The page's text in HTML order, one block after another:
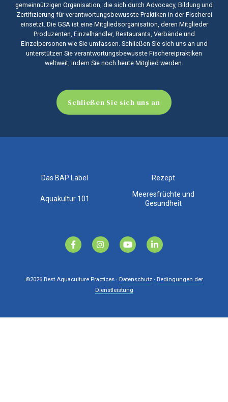
gemeinnützigen Organisation, die sich durch Advocacy, Bildung und
Zertifizierung für verantwortungsbewusste Praktiken in der Fischerei
einsetzt. Die GSA ist eine Mitgliedsorganisation, deren Mitglieder
Produzenten, Einzelhändler, Restaurants, Verbände und
Einzelpersonen wie Sie umfassen. Schließen Sie sich uns an und
unterstützen Sie verantwortungsbewusste Fischereipraktiken
weltweit, indem Sie noch heute Mitglied werden.
Schließen Sie sich uns an
Das BAP Label Rezept
Aquakultur 101
Meeresfrüchte und
Gesundheit
©2026 Best Aquaculture Practices · Datenschutz· Bedingungen der
Dienstleistung